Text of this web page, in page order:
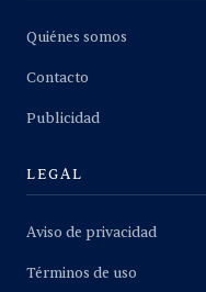
Quiénes somos
Contacto
Publicidad
LEGAL
Aviso de privacidad
Términos de uso